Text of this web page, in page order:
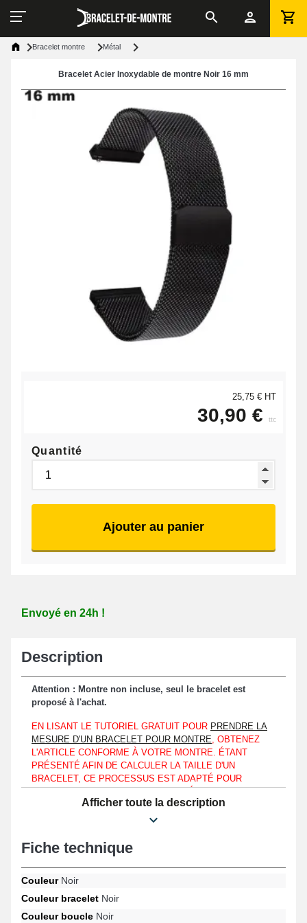
Bracelet montre Métal
Bracelet Acier Inoxydable de montre Noir 16 mm
25,75 € HT
30,90 € ttc
Quantité
Ajouter au panier
Envoyé en 24h !
Description
Attention : Montre non incluse, seul le bracelet est
proposé à l'achat.
EN LISANT LE TUTORIEL GRATUIT POUR PRENDRE LA
MESURE D'UN BRACELET POUR MONTRE, OBTENEZ
L'ARTICLE CONFORME À VOTRE MONTRE. ÉTANT
PRÉSENTÉ AFIN DE CALCULER LA TAILLE D'UN
BRACELET, CE PROCESSUS EST ADAPTÉ POUR
SOIT SIMILAIRE À UNE CLUSE, CALVIN KLEIN OU
Il est obligatoire d'harmoniser ce bracelet de montre à hauteur
d'un boîtier d'une montre disposant d'un entrecorne d'une
longueur de 16 mm seulement.
parfait pour remplacer un bracelet de montre fatigué ou usagé.
De type magnétique, l'attache de teinte noire garantit une fixation
Afficher toute la description
Fiche technique
CouleurNoir
Couleur bracelet Noir
Couleur boucle Noir